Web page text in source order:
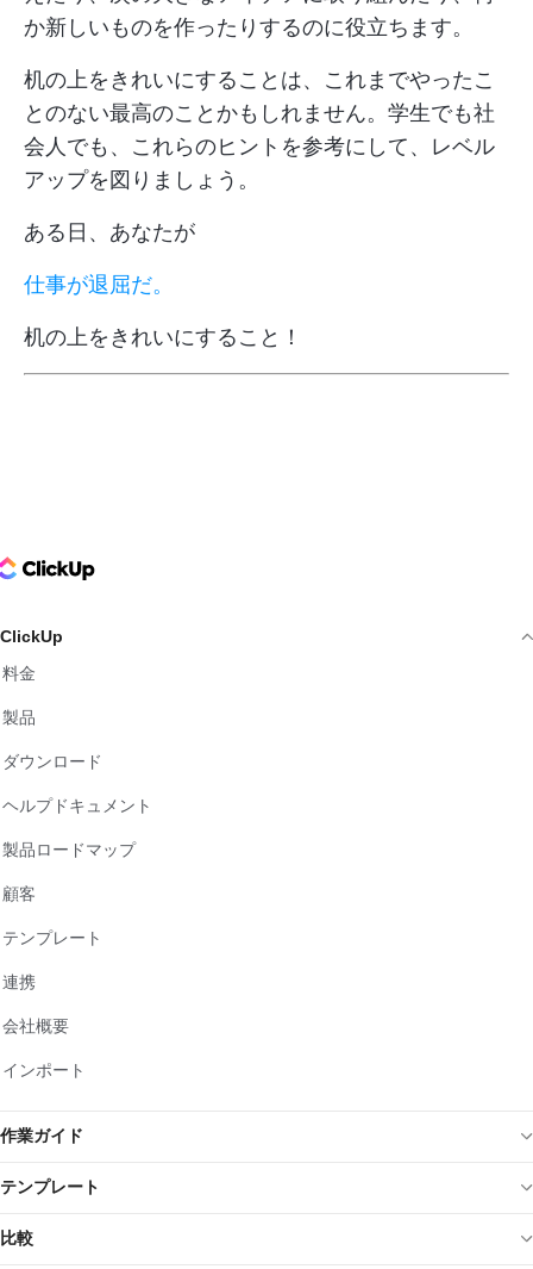
か新しいものを作ったりするのに役立ちます。
机の上をきれいにすることは、これまでやったこ
とのない最高のことかもしれません。学生でも社
会人でも、これらのヒントを参考にして、レベル
アップを図りましょう。
ある日、あなたが
仕事が退屈だ。
机の上をきれいにすること！
Logo
ClickUp
料金
製品
ダウンロード
ヘルプドキュメント
製品ロードマップ
顧客
テンプレート
連携
会社概要
インポート
作業ガイド
テンプレート
比較